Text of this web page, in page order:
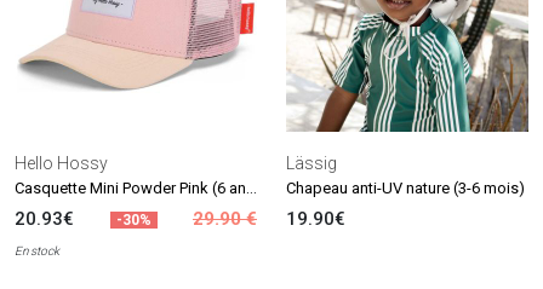
Hello Hossy
Casquette Mini Powder Pink (6 ans et +)
20.93€ -30% 29.90 €
En stock
Lässig
Chapeau anti-UV nature (3-6 mois)
19.90€